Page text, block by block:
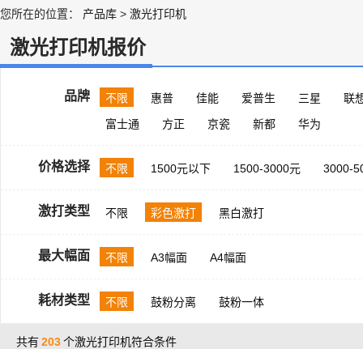
您所在的位置： 产品库 > 激光打印机
激光打印机报价
品牌 不限 惠普 佳能 爱普生 三星
联
富士通
方正 京瓷 新都 华为
价格选择 不限 1500元以下 1500-3000元 3000-
激打类型 不限 彩色激打 黑白激打
最大幅面 不限 A3幅面 A4幅面
耗材类型 不限 鼓粉分离 鼓粉一体
共有203个激光打印机符合条件